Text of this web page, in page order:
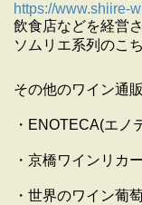
https://www.shiire-
飲食店などを経営
ソムリエ系列のこ
その他のワイン通
・ENOTECA(エノ
・京橋ワインリカ
・世界のワイン葡